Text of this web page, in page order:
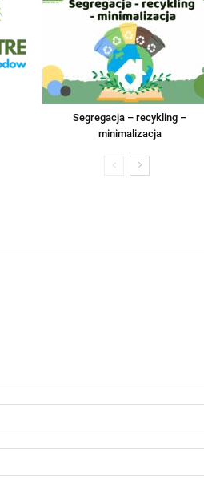
Segregacja – recykling –
minimalizacja